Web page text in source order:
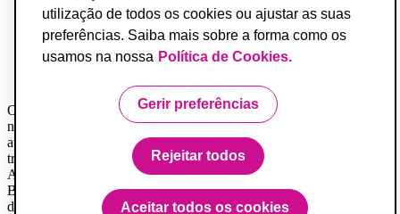
Incumprimento de Contratos de Crédito
Fundo de Garantia de Depósitos
Resolução Alternativa de Conflitos do Consumo
Livro de Reclamações
O Banco ActivoBank, S.A. é um intermediário financeiro registado
na Comissão do Mercado de Valores Mobiliários e encontra-se
autorizado a prestar os serviços de investimento de receção e
transmissão de ordens por conta de outrem.
ActivoBank e ActivoBank Simplifica são marcas detidas pelo
Banco ActivoBank S.A., Instituição de Crédito registada no Banco
de Portugal sob o n.º 23.
utilização de todos os cookies ou ajustar as suas
preferências. Saiba mais sobre a forma como os
usamos na nossa Política de Cookies.
Gerir preferências
Rejeitar todos
Aceitar todos os cookies